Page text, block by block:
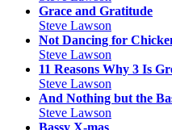
Grace and Gratitude
Steve Lawson
Not Dancing for
Steve Lawson
11 Reasons Why 3 Is
Steve Lawson
And Nothing but the
Steve Lawson